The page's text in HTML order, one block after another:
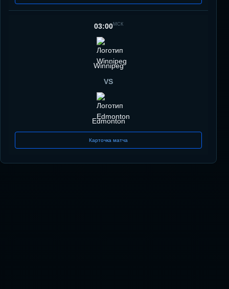
03:00МСК
Winnipeg
VS
Edmonton
Карточка матча